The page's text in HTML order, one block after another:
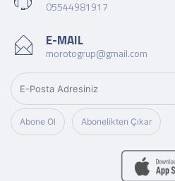
05544981917
E-MAIL
morotogrup@gmail.com
Abone Ol Abonelikten Çıkar